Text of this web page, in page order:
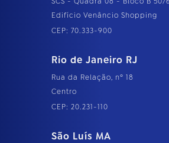
Edifício Venâncio Shopping
CEP: 70.333-900
Rio de Janeiro RJ
Rua da Relação, nº 18
Centro
CEP: 20.231-110
São Luís MA